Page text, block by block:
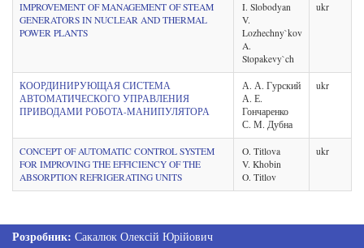
IMPROVEMENT OF MANAGEMENT OF STEAM
GENERATORS IN NUCLEAR AND THERMAL
POWER PLANTS
I. Slobodyan
V.
Lozhechny`kov
A.
Stopakevy`ch
ukr
КООРДИНИРУЮЩАЯ СИСТЕМА
АВТОМАТИЧЕСКОГО УПРАВЛЕНИЯ
ПРИВОДАМИ РОБОТА-МАНИПУЛЯТОРА
А. А. Гурский
А. Е.
Гончаренко
С. М. Дубна
ukr
CONCEPT OF AUTOMATIC CONTROL SYSTEM
FOR IMPROVING THE EFFICIENCY OF THE
ABSORPTION REFRIGERATING UNITS
O. Titlova
V. Khobin
O. Titlov
ukr
Розробник: Сакалюк Олексій Юрійович